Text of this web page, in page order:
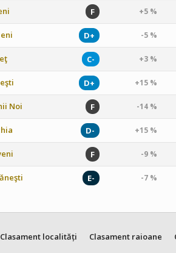
F +5 %
D+ -5 %
C- +3 %
D+ +15 %
Noi F -14 %
D- +15 %
F -9 %
E- -7 %
Clasament localități Clasament raioane